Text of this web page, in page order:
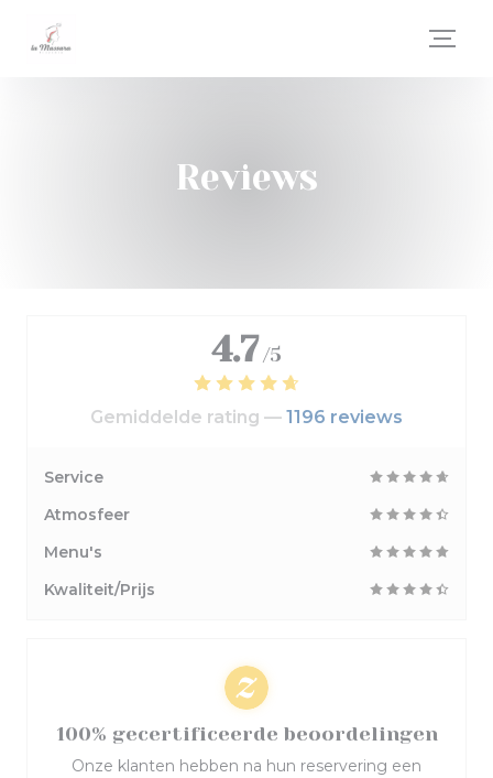
Reviews
4.7 /5
Gemiddelde rating — 1196 reviews
Service
Atmosfeer
Menu's
Kwaliteit/Prijs
100% gecertificeerde beoordelingen
Onze klanten hebben na hun reservering een